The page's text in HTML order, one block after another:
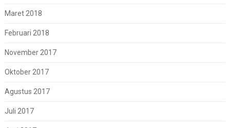
Maret 2018
Februari 2018
November 2017
Oktober 2017
Agustus 2017
Juli 2017